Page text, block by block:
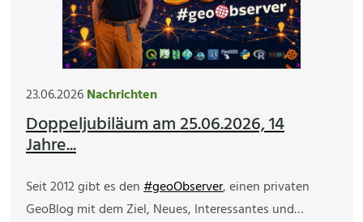
23.06.2026Nachrichten
Doppeljubiläum am 25.06.2026, 14
Jahre...
Seit 2012 gibt es den#geoObserver, einen privaten
GeoBlog mit dem Ziel, Neues, Interessantes und…